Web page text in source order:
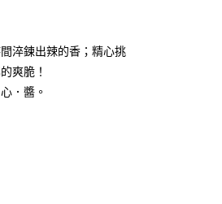
淬鍊出辣的香；精心挑
爽脆！
．醬。